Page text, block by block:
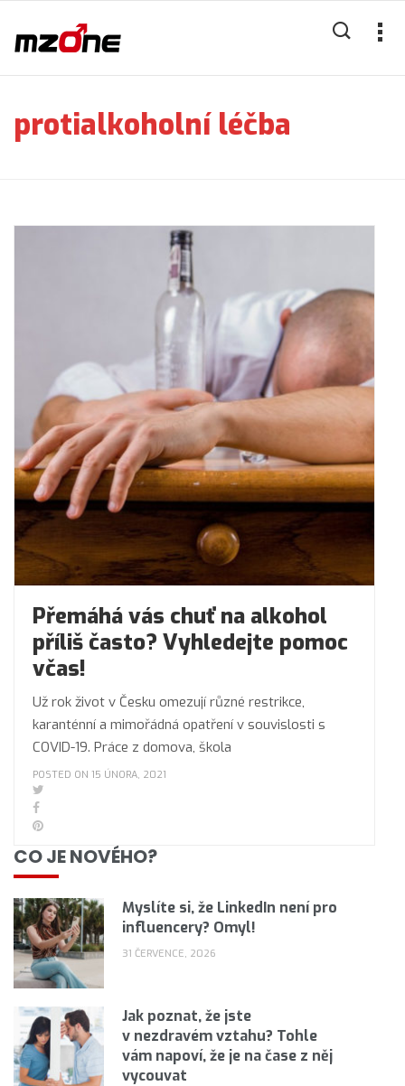
protialkoholní léčba
Přemáhá vás chuť na alkohol
příliš často? Vyhledejte pomoc
včas!
Už rok život v Česku omezují různé restrikce,
karanténní a mimořádná opatření v souvislosti s
COVID-19. Práce z domova, škola
POSTED ON 15 ÚNORA, 2021
CO JE NOVÉHO?
Myslíte si, že LinkedIn není pro
influencery? Omyl!
31 ČERVENCE, 2026
Jak poznat, že jste
v nezdravém vztahu? Tohle
vám napoví, že je na čase z něj
vycouvat